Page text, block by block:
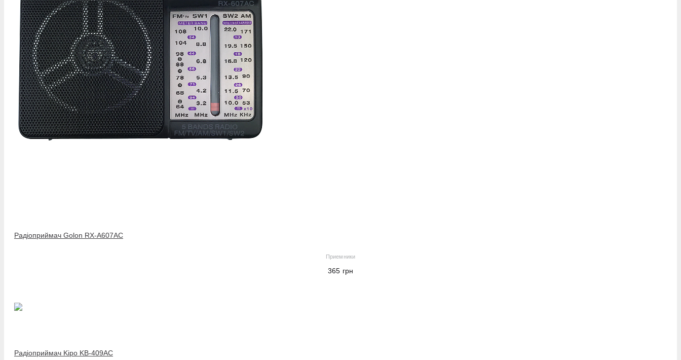
Радіоприймач Golon RX-A607AC
Приемники
365 грн
Радіоприймач Kipo KB-409AC